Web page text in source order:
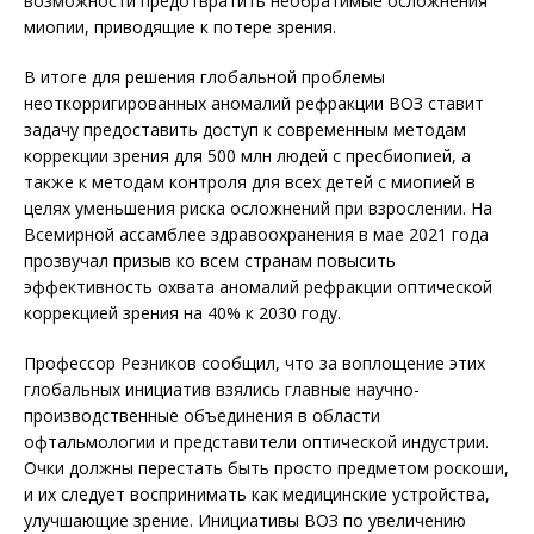
миопии, приводящие к потере зрения.
В итоге для решения глобальной проблемы
неоткорригированных аномалий рефракции ВОЗ ставит
задачу предоставить доступ к современным методам
коррекции зрения для 500 млн людей с пресбиопией, а
также к методам контроля для всех детей с миопией в
целях уменьшения риска осложнений при взрослении. На
Всемирной ассамблее здравоохранения в мае 2021 года
прозвучал призыв ко всем странам повысить
эффективность охвата аномалий рефракции оптической
коррекцией зрения на 40% к 2030 году.
Профессор Резников сообщил, что за воплощение этих
глобальных инициатив взялись главные научно-
производственные объединения в области
офтальмологии и представители оптической индустрии.
Очки должны перестать быть просто предметом роскоши,
и их следует воспринимать как медицинские устройства,
улучшающие зрение. Инициативы ВОЗ по увеличению